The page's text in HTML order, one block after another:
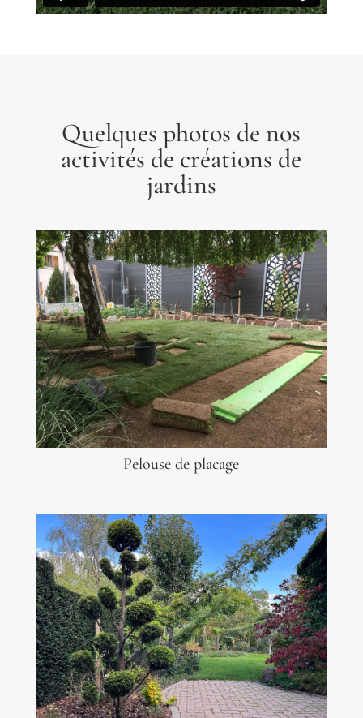
Quelques photos de nos
activités de créations de
jardins
Pelouse de placage